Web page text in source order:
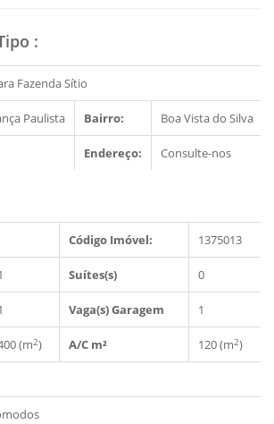
:
Fazenda Sítio
Paulista Bairro: Boa Vista do Silva
Endereço: Consulte-nos
Código Imóvel: 1375013
Suítes(s) 0
Vaga(s) Garagem 1
(m2) A/C m² 120 (m2)